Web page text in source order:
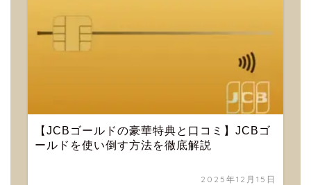
【JCBゴールドの豪華特典と口コミ】JCBゴ
ールドを使い倒す方法を徹底解説
2025年12月15日